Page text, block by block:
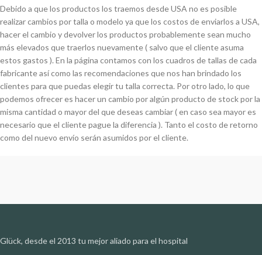
Debido a que los productos los traemos desde USA no es posible
realizar cambios por talla o modelo ya que los costos de enviarlos a USA,
hacer el cambio y devolver los productos probablemente sean mucho
más elevados que traerlos nuevamente ( salvo que el cliente asuma
estos gastos ). En la página contamos con los cuadros de tallas de cada
fabricante así como las recomendaciones que nos han brindado los
clientes para que puedas elegir tu talla correcta. Por otro lado, lo que
podemos ofrecer es hacer un cambio por algún producto de stock por la
misma cantidad o mayor del que deseas cambiar ( en caso sea mayor es
necesario que el cliente pague la diferencia ). Tanto el costo de retorno
como del nuevo envío serán asumidos por el cliente.
Glück, desde el 2013 tu mejor aliado para el hospital